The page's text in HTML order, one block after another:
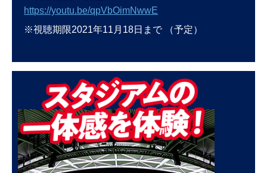
https://youtu.be/qpVbOimNwwE
※視聴期限2021年11月18日まで （予定）